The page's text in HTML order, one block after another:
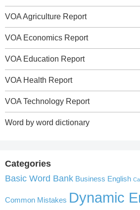
VOA Agriculture Report
VOA Economics Report
VOA Education Report
VOA Health Report
VOA Technology Report
Word by word dictionary
Categories
Basic Word Bank Business English
Common Mistakes Dynamic